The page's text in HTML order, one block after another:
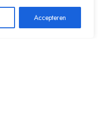
Accepteren